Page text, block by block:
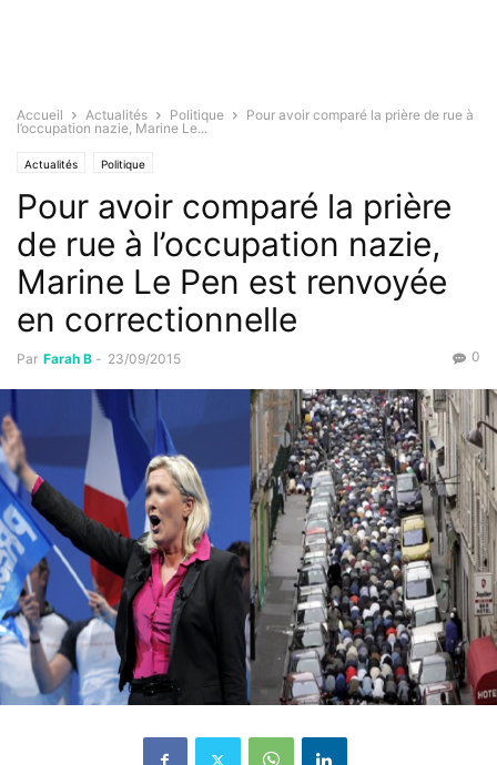
Accueil Actualités Politique
Pour avoir comparé la prière de rue à
l’occupation nazie, Marine Le...
Actualités Politique
Pour avoir comparé la prière
de rue à l’occupation nazie,
Marine Le Pen est renvoyée
en correctionnelle
Par Farah B - 23/09/2015 0